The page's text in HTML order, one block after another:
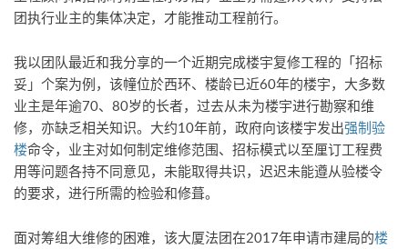
团执行业主的集体决定，才能推动工程前行。
我以团队最近和我分享的一个近期完成楼宇复修工程的「招标
妥」个案为例，该幢位於西环、楼龄已近60年的楼宇，大多数
业主是年逾70、80岁的长者，过去从未为楼宇进行勘察和维
修，亦缺乏相关知识。大约10年前，政府向该楼宇发出强制验
楼命令，业主对如何制定维修范围、招标模式以至厘订工程费
用等问题各持不同意见，未能取得共识，迟迟未能遵从验楼令
的要求，进行所需的检验和修葺。
面对筹组大维修的困难，该大厦法团在2017年申请市建局的楼